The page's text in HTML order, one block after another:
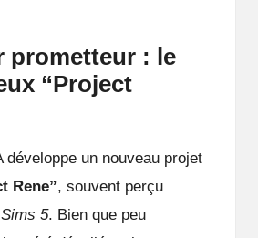
prometteur : le
“Project
développe un nouveau projet
Rene”, souvent perçu
Sims 5. Bien que peu